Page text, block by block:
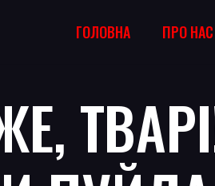
ГОЛОВНА ПРО НАС